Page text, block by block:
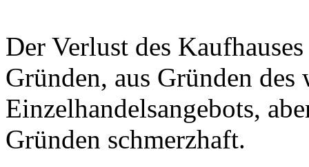
Der Verlust des
Gründen, aus Gründen des
Einzelhandelsangebots,
Gründen schmerzhaft.